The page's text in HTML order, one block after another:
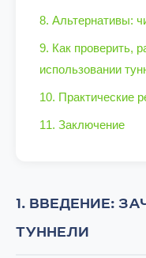
8. Альтернативы:
9. Как проверить,
использовании
10. Практические
11. Заключение
1. ВВЕДЕНИЕ:
ТУННЕЛИ